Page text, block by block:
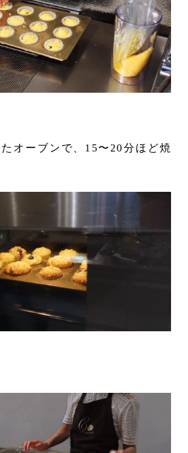
オーブンで、15〜20分ほど焼